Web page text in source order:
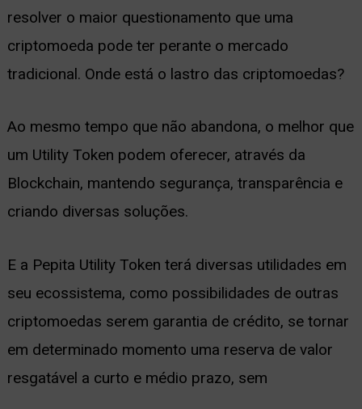
resolver o maior questionamento que uma
criptomoeda pode ter perante o mercado
tradicional. Onde está o lastro das criptomoedas?
Ao mesmo tempo que não abandona, o melhor que
um Utility Token podem oferecer, através da
Blockchain, mantendo segurança, transparência e
criando diversas soluções.
E a Pepita Utility Token terá diversas utilidades em
seu ecossistema, como possibilidades de outras
criptomoedas serem garantia de crédito, se tornar
em determinado momento uma reserva de valor
resgatável a curto e médio prazo, sem